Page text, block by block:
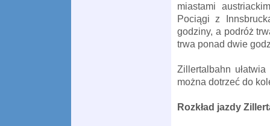
miastami
Pociągi z
godziny, a podróż
trwa ponad dwie
Zillertalbahn
można dotrzeć do
Rozkład jazdy